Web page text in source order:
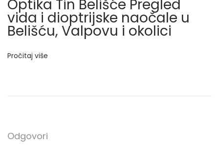
č
a
l
e
p
Optika Tin Belišće Pregled
vida i dioptrijske naočale u
Belišću, Valpovu i okolici
Pročitaj više
Odgovori